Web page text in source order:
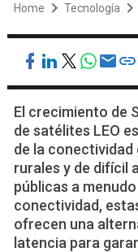
Home Tecnología
El crecimiento de
de satélites LEO
de la conectividad
rurales y de difícil
públicas a
conectividad,
ofrecen una
latencia para